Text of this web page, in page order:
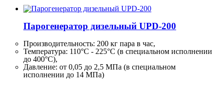
Парогенератор дизельный UPD-200
Производительность: 200 кг пара в час,
Температура: 110°C - 225°C (в специальном исполнении
до 400°C),
Давление: от 0,05 до 2,5 МПа (в специальном
исполнении до 14 МПа)